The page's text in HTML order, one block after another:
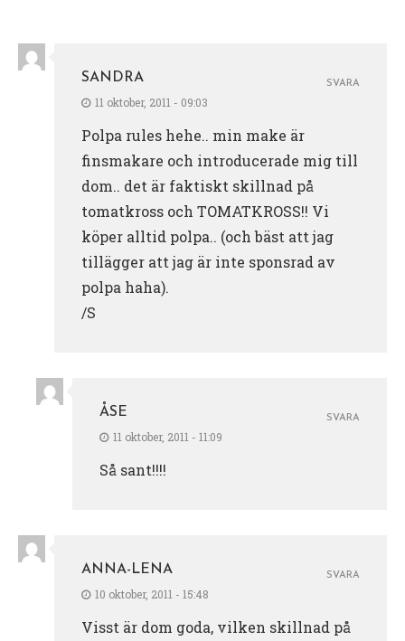
SANDRA
11 oktober, 2011 - 09:03
Polpa rules hehe.. min make är
finsmakare och introducerade mig till
dom.. det är faktiskt skillnad på
tomatkross och TOMATKROSS!! Vi
köper alltid polpa.. (och bäst att jag
tillägger att jag är inte sponsrad av
polpa haha).
/S
SVARA
ÅSE
11 oktober, 2011 - 11:09
Så sant!!!!
SVARA
ANNA-LENA
10 oktober, 2011 - 15:48
Visst är dom goda, vilken skillnad på
SVARA